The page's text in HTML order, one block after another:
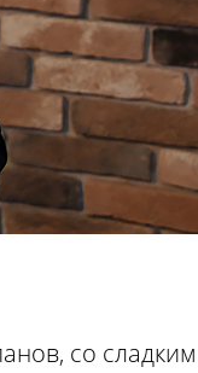
со сладким